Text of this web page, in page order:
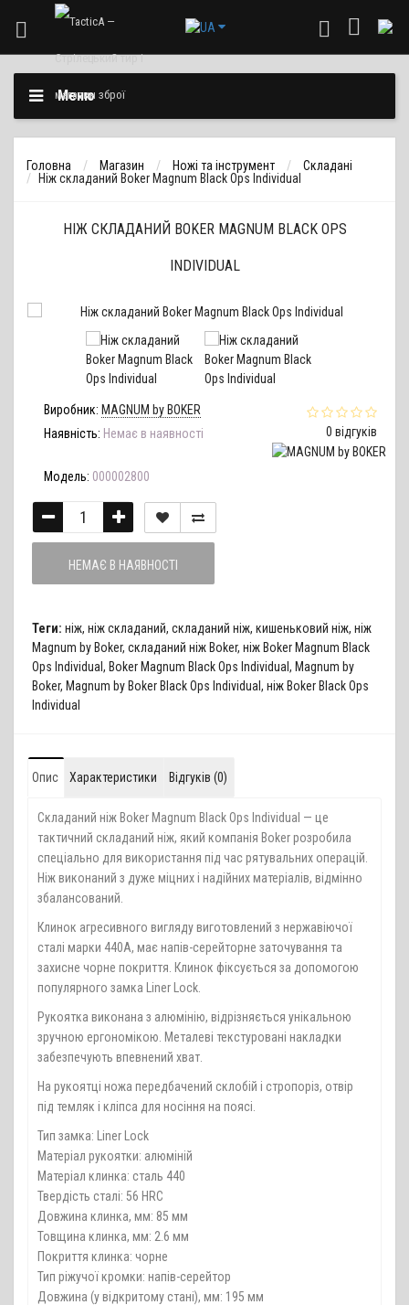
Меню
Головна Магазин Ножі та інструмент
Складані
Ніж складаний Boker Magnum Black Ops Individual
НІЖ СКЛАДАНИЙ BOKER MAGNUM BLACK OPS
INDIVIDUAL
0 відгуків
Виробник: MAGNUM by BOKER
Наявність: Немає в наявності
Модель: 000002800
НЕМАЄ В НАЯВНОСТІ
Теги: ніж, ніж складаний, складаний ніж, кишеньковий ніж, ніж
Magnum by Boker, складаний ніж Boker, ніж Boker Magnum Black
Ops Individual , Boker Magnum Black Ops Individual , Magnum by
Boker, Magnum by Boker Black Ops Individual , ніж Boker Black Ops
Individual
Опис Характеристики Відгуків (0)
Складаний ніж Boker Magnum Black Ops Individual — це
тактичний складаний ніж, який компанія Boker розробила
спеціально для використання під час рятувальних операцій.
Ніж виконаний з дуже міцних і надійних матеріалів, відмінно
збалансований.
Клинок агресивного вигляду виготовлений з нержавіючої
сталі марки 440A, має напів-серейторне заточування та
захисне чорне покриття. Клинок фіксується за допомогою
популярного замка Liner Lock.
Рукоятка виконана з алюмінію, відрізняється унікальною
зручною ергономікою. Металеві текстуровані накладки
забезпечують впевнений хват.
На рукоятці ножа передбачений склобій і стропоріз, отвір
під темляк і кліпса для носіння на поясі.
Тип замка: Liner Lock
Матеріал рукоятки: алюміній
Матеріал клинка: сталь 440
Твердість сталі: 56 HRC
Довжина клинка, мм: 85 мм
Товщина клинка, мм: 2.6 мм
Покриття клинка: чорне
Тип ріжучої кромки: напів-серейтор
Довжина (у відкритому стані), мм: 195 мм